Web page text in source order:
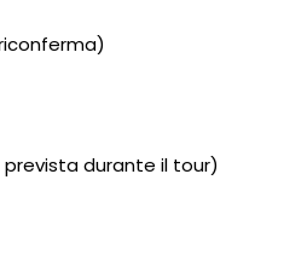
durante il tour)